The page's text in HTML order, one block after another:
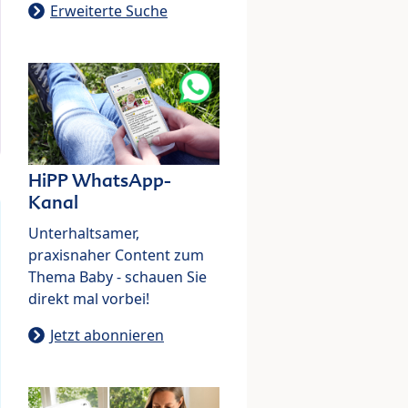
Erweiterte Suche
HiPP WhatsApp-
Kanal
Unterhaltsamer,
praxisnaher Content zum
Thema Baby - schauen Sie
direkt mal vorbei!
Jetzt abonnieren